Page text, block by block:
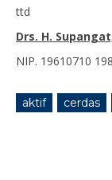
ttd
Drs. H.
NIP. 19610710
aktif cerdas